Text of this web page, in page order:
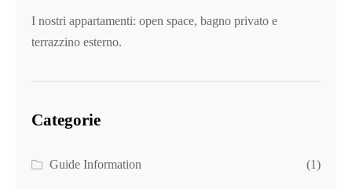
I nostri appartamenti: open space, bagno privato e
terrazzino esterno.
Categorie
Guide Information (1)